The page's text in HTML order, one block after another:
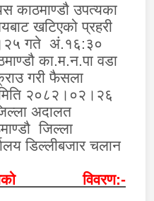
काठमाण्डौ उपत्यका
खटिएको प्रहरी
गते अं.१६:३०
का.म.न.पा वडा
गरी फैसला
२०८२।०२।२६
अदालत
जिल्ला
डिल्लीबजार चलान
विवरण:-